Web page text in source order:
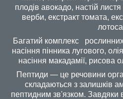
плодів авокадо, настій
верби, екстракт томата,
Багатий комплекс
насіння пінника лугового,
насіння макадамії, рисова
Пептиди — це речовини
складаються з залишків
пептидним зв'язком. Завдяки